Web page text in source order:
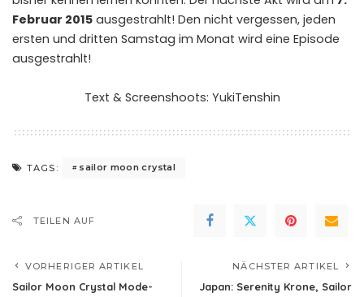
Februar 2015 ausgestrahlt! Den nicht vergessen, jeden
ersten und dritten Samstag im Monat wird eine Episode
ausgestrahlt!
Text & Screenshoots: YukiTenshin
TAGS: sailor moon crystal
TEILEN AUF
VORHERIGER ARTIKEL
Sailor Moon Crystal Mode-
NÄCHSTER ARTIKEL
Japan: Serenity Krone, Sailor